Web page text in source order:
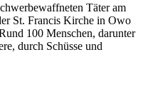
Täter am
St. Francis Kirche in Owo
100 Menschen, darunter
durch Schüsse und